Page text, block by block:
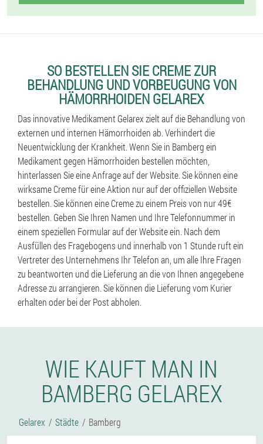
SO BESTELLEN SIE CREME ZUR
BEHANDLUNG UND VORBEUGUNG VON
HÄMORRHOIDEN GELAREX
Das innovative Medikament Gelarex zielt auf die Behandlung von
externen und internen Hämorrhoiden ab. Verhindert die
Neuentwicklung der Krankheit. Wenn Sie in Bamberg ein
Medikament gegen Hämorrhoiden bestellen möchten,
hinterlassen Sie eine Anfrage auf der Website. Sie können eine
wirksame Creme für eine Aktion nur auf der offiziellen Website
bestellen. Sie können eine Creme zu einem Preis von nur 49€
bestellen. Geben Sie Ihren Namen und Ihre Telefonnummer in
einem speziellen Formular auf der Website ein. Nach dem
Ausfüllen des Fragebogens und innerhalb von 1 Stunde ruft ein
Vertreter des Unternehmens Ihr Telefon an, um alle Ihre Fragen
zu beantworten und die Lieferung an die von Ihnen angegebene
Adresse zu arrangieren. Sie können die Lieferung vom Kurier
erhalten oder bei der Post abholen.
WIE KAUFT MAN IN
BAMBERG GELAREX
Gelarex Städte Bamberg